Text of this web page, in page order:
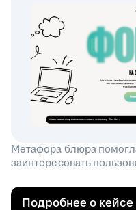
Метафора блюра
заинтересовать
Подробнее о кейсе